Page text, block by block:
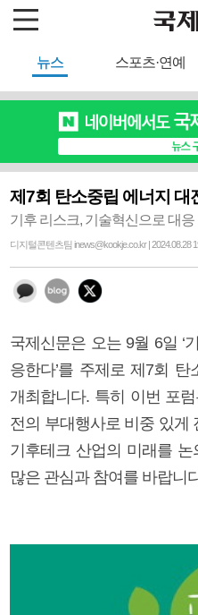
뉴스 스포츠·연예
제7회 탄소중립 에너지 대
기후 리스크, 기술혁신으로 대응
디지털콘텐츠팀 inews@kookje.co.kr | 2024.08.28
국제신문은 오는 9월 6일 ‘
응한다’를 주제로 제7회
개최합니다. 특히 이번 포
전의 부대행사로 비중 있게
기후테크 산업의 미래를
많은 관심과 참여를 바랍니